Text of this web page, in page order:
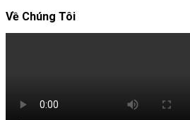
Về Chúng Tôi